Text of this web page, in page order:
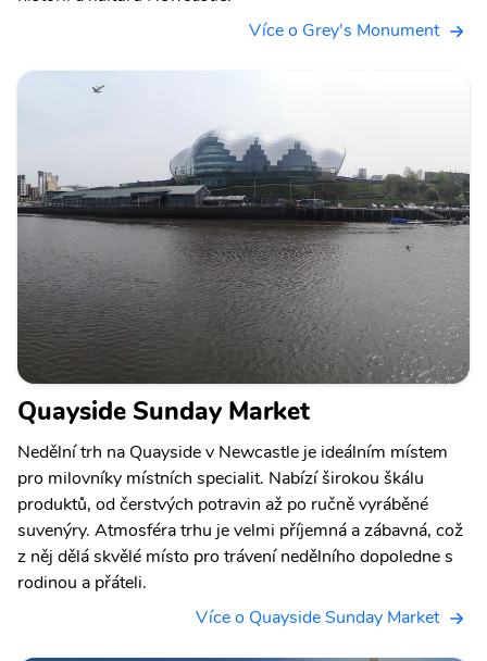
Více o Grey's Monument
Quayside Sunday Market
Nedělní trh na Quayside v Newcastle je ideálním místem
pro milovníky místních specialit. Nabízí širokou škálu
produktů, od čerstvých potravin až po ručně vyráběné
suvenýry. Atmosféra trhu je velmi příjemná a zábavná, což
z něj dělá skvělé místo pro trávení nedělního dopoledne s
rodinou a přáteli.
Více o Quayside Sunday Market